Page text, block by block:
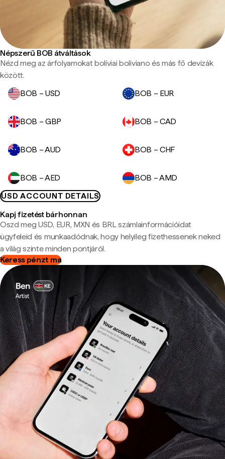
Népszerű BOB átváltások
Nézd meg az árfolyamokat bolíviai boliviano és más fő devizák
között.
BOB – USD
BOB – EUR
BOB – GBP BOB – CAD
BOB – AUD BOB – CHF
BOB – AED
BOB – AMD
USD ACCOUNT DETAILS
Kapj fizetést bárhonnan
Oszd meg USD, EUR, MXN és BRL számlainformációidat
ügyfeleid és munkaadódnak, hogy helyileg fizethessenek neked
a világ szinte minden pontjáról.
Keress pénzt ma